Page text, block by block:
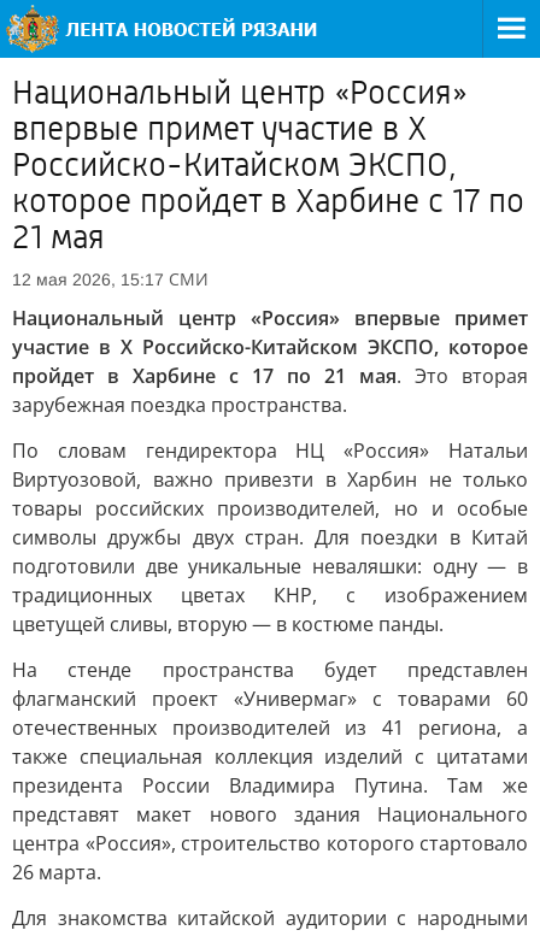
Национальный центр «Россия»
впервые примет участие в X
Российско-Китайском ЭКСПО,
которое пройдет в Харбине с 17 по
21 мая
12 мая 2026, 15:17 СМИ
Национальный центр «Россия» впервые примет
участие в X Российско-Китайском ЭКСПО, которое
пройдет в Харбине с 17 по 21 мая. Это вторая
зарубежная поездка пространства.
По словам гендиректора НЦ «Россия» Натальи
Виртуозовой, важно привезти в Харбин не только
товары российских производителей, но и особые
символы дружбы двух стран. Для поездки в Китай
подготовили две уникальные неваляшки: одну — в
традиционных цветах КНР, с изображением
цветущей сливы, вторую — в костюме панды.
На стенде пространства будет представлен
флагманский проект «Универмаг» с товарами 60
отечественных производителей из 41 региона, а
также специальная коллекция изделий с цитатами
президента России Владимира Путина. Там же
представят макет нового здания Национального
центра «Россия», строительство которого стартовало
26 марта.
Для знакомства китайской аудитории с народными